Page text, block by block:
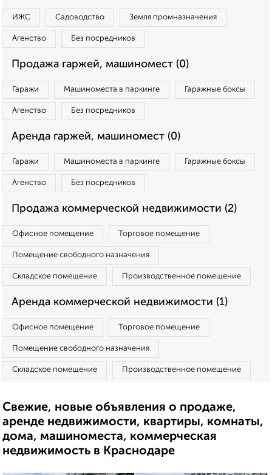
ИЖС Садоводство Земля промназначения
Агенство Без посредников
Продажа гаржей, машиномест (0)
Гаражи Машиноместа в паркинге Гаражные боксы
Агенство Без посредников
Аренда гаржей, машиномест (0)
Гаражи Машиноместа в паркинге Гаражные боксы
Агенство Без посредников
Продажа коммерческой недвижимости (2)
Офисное помещение Торговое помещение
Помещение свободного назначения
Складское помещение Производственное помещение
Аренда коммерческой недвижимости (1)
Офисное помещение Торговое помещение
Помещение свободного назначения
Складское помещение Производственное помещение
Свежие, новые объявления о продаже,
аренде недвижимости, квартиры, комнаты,
дома, машиноместа, коммерческая
недвижимость в Краснодаре